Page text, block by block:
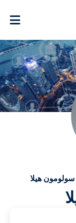
سولومون هيلا